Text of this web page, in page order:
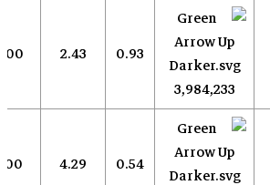
3,984,233
0.93
2.43
0.54
4.29